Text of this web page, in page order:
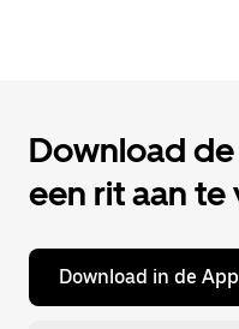
Download
een rit aan te
Download in de